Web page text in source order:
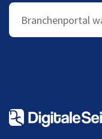
Branchenportal